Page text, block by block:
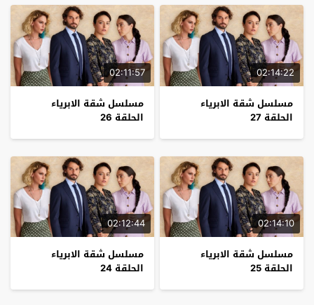
02:14:22
مسلسل شقة الابرياء
الحلقة 27
02:11:57
مسلسل شقة الابرياء
الحلقة 26
02:14:10
مسلسل شقة الابرياء
الحلقة 25
02:12:44
مسلسل شقة الابرياء
الحلقة 24